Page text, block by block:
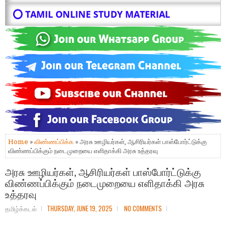
⭕ TAMIL ONLINE STUDY MATERIAL
Home »விண்ணப்பிக்க » அரசு ஊழியர்கள், ஆசிரியர்கள் பாஸ்போர்ட்டுக்கு
விண்ணப்பிக்கும் நடைமுறையை எளிதாக்கி அரசு உத்தரவு
அரசு ஊழியர்கள், ஆசிரியர்கள் பாஸ்போர்ட்டுக்கு
விண்ணப்பிக்கும் நடைமுறையை எளிதாக்கி அரசு
உத்தரவு
தமிழ்க்கடல் THURSDAY, JUNE 19, 2025 NO COMMENTS